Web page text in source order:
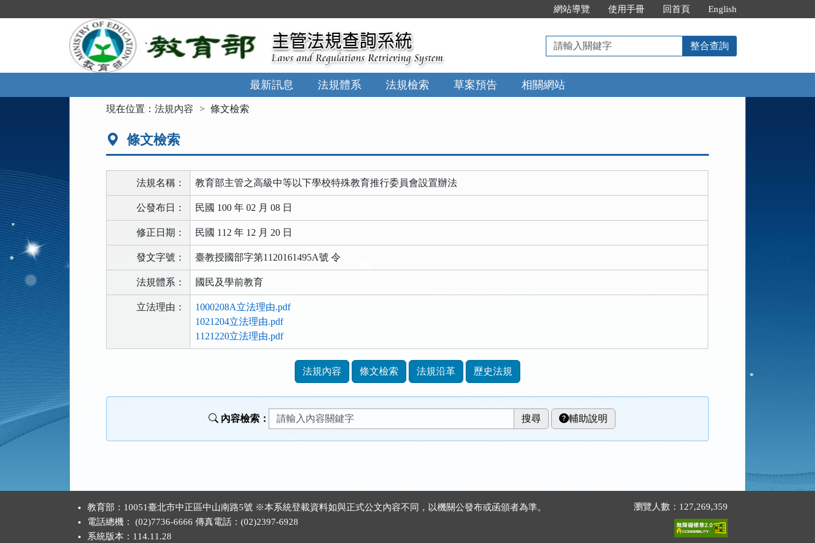
到
網站導覽 使用手冊 回首頁 English
請
輸
入
關
鍵
整合查詢
最新訊息 法規體系 法規檢索 草案預告 相關網站
現在位置：法規內容 條文檢索
條文檢索
法規名稱： 教育部主管之高級中等以下學校特殊教育推行委員會設置辦法
公發布日： 民國 100 年 02 月 08 日
修正日期： 民國 112 年 12 月 20 日
發文字號： 臺教授國部字第1120161495A號 令
法規體系： 國民及學前教育
立法理由：
1000208A立法理由.pdf
1021204立法理由.pdf
1121220立法理由.pdf
功
鈕
法規內容 條文檢索 法規沿革 歷史法規
內容檢索： 輔助說明
教育部：10051臺北市中正區中山南路5號 ※本系統登載資料如與正式公文內容不同，以機關公發布或函頒者為準。
電話總機： (02)7736-6666 傳真電話：(02)2397-6928
系統版本： 114.11.28
瀏覽人數：127,269,359